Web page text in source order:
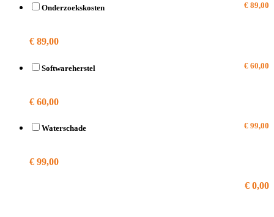
Onderzoekskosten € 89,00
€ 89,00
Softwareherstel € 60,00
€ 60,00
Waterschade € 99,00
€ 99,00
€ 0,00